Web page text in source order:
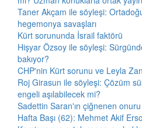
Taner Akçam ile söyleşi:
hegemonya savaşları
Kürt sorununda İsrail faktörü
Hişyar Özsoy ile söyleşi:
bakıyor?
CHP'nin Kürt sorunu ve Leyla
Roj Girasun ile söyleşi: Çözüm
engeli aşılabilecek mi?
Sadettin Saran'ın çiğnenen onuru
Hafta Başı (62): Mehmet Akif